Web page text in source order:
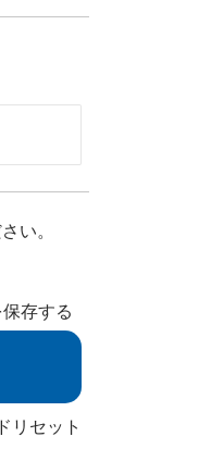
い。
存する
リセット